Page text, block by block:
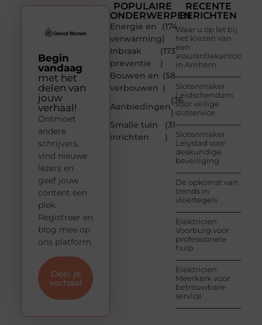
POPULAIRE
ONDERWERPEN
Energie en
verwarming
(174
)
Inbraak
preventie
(173
)
Bouwen en
verbouwen
(58
)
Aanbiedingen
(36
)
Smalle tuin
inrichten
(31
)
RECENTE
BERICHTEN
Waar u op let bij
het kiezen van
een
assurantiekantoor
in Arnhem
Slotenmaker
Leidschendam
voor veilige
slotservice
Slotenmaker
Lelystad voor
deskundige
beveiliging
De opkomst van
trends in
vloertegels
Elektricien
Voorburg voor
professionele
hulp
Elektricien
Meerkerk voor
betrouwbare
service
Begin
vandaag
met het
delen van
jouw
verhaal!
Ontmoet
andere
schrijvers,
vind nieuwe
lezers en
geef jouw
content een
plek.
Registreer en
blog mee op
ons platform.
Deel je
verhaal